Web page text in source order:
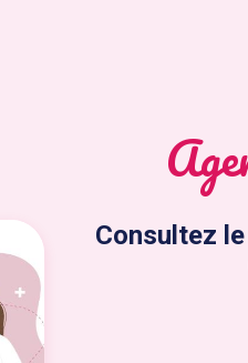
Consultez